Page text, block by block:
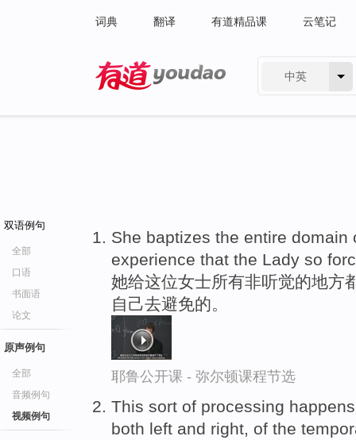
词典 翻译 有道精品课 云笔记
中英
双语例句
全部
口语
书面语
论文
原声例句
全部
音频例句
视频例句
She baptizes the entire domain
experience that the Lady so
她给这位女士所有非听觉的地方
自己去避免的。
耶鲁公开课 - 弥尔顿课程节选
This sort of processing
both left and right, of the